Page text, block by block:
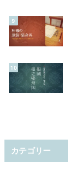
カテゴリー